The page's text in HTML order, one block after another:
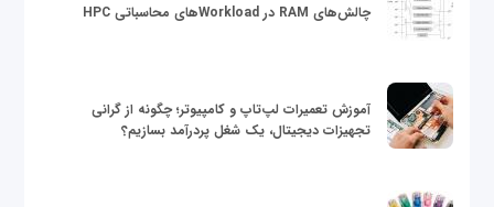
چالش‌های RAM در Workloadهای محاسباتی HPC
آموزش تعمیرات لپ‌تاپ و کامپیوتر؛ چگونه از گرانی
تجهیزات دیجیتال، یک شغل پردرآمد بسازیم؟